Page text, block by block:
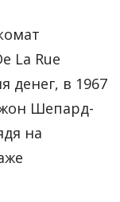
La Rue
денег, в 1967
Шепард-
на